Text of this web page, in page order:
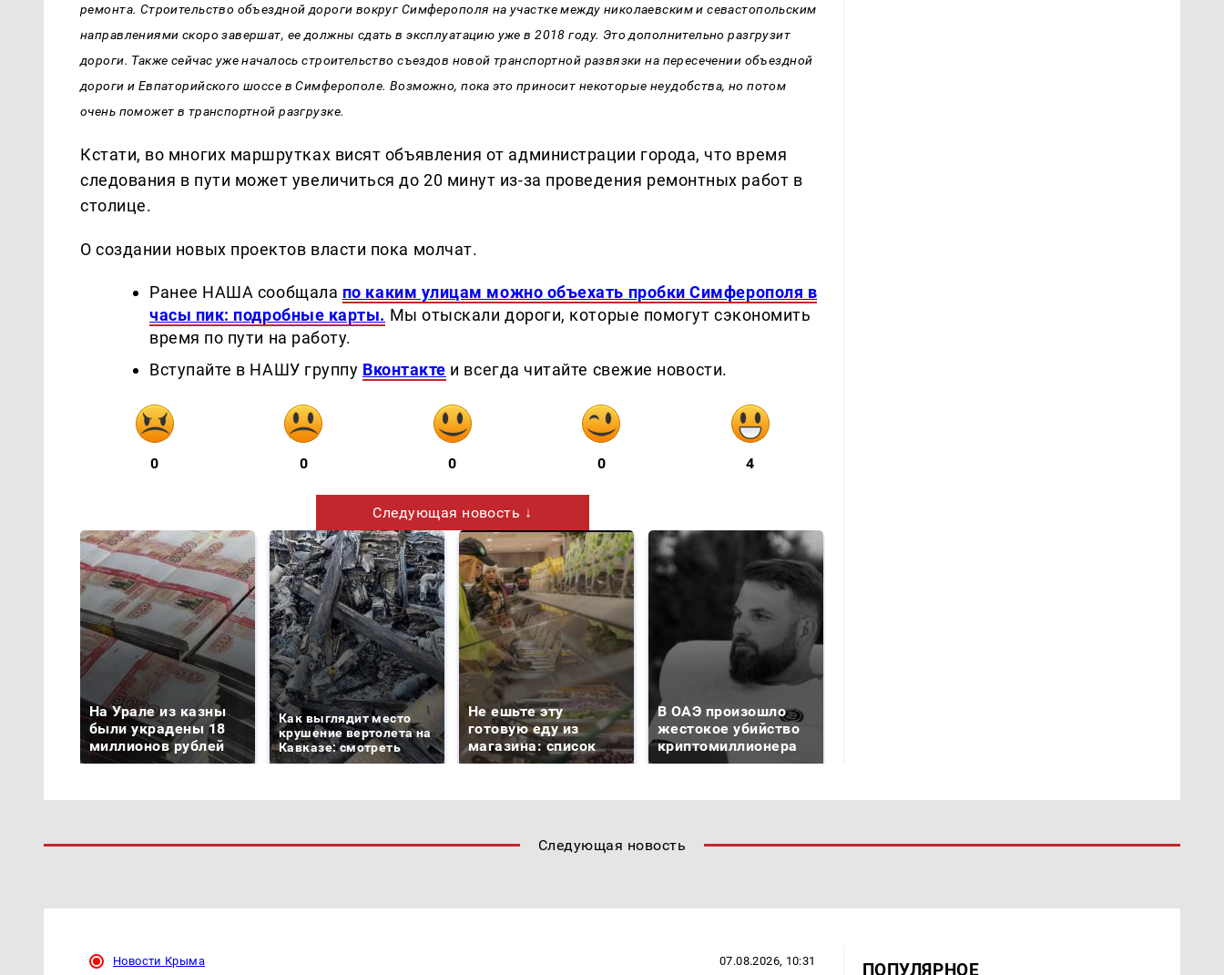
ремонта. Строительство объездной дороги вокруг Симферополя на участке между николаевским и севастопольским
направлениями скоро завершат, ее должны сдать в эксплуатацию уже в 2018 году. Это дополнительно разгрузит
дороги. Также сейчас уже началось строительство съездов новой транспортной развязки на пересечении объездной
дороги и Евпаторийского шоссе в Симферополе. Возможно, пока это приносит некоторые неудобства, но потом
очень поможет в транспортной разгрузке.
Кстати, во многих маршрутках висят объявления от администрации города, что время
следования в пути может увеличиться до 20 минут из-за проведения ремонтных работ в
столице.
О создании новых проектов власти пока молчат.
Ранее НАША сообщала по каким улицам можно объехать пробки Симферополя в
часы пик: подробные карты. Мы отыскали дороги, которые помогут сэкономить
время по пути на работу.
Вступайте в НАШУ группу Вконтакте и всегда читайте свежие новости.
0 0 0 0 4
Следующая новость ↓
На Урале из казны
были украдены 18
миллионов рублей
Как выглядит место
крушение вертолета на
Кавказе: смотреть
Не ешьте эту
готовую еду из
магазина: список
В ОАЭ произошло
жестокое убийство
криптомиллионера
Следующая новость
Новости Крыма 07.08.2026, 10:31 ПОПУЛЯРНОЕ